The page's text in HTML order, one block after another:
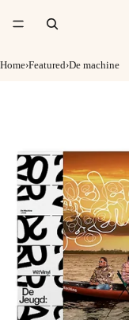
Home›Featured›De machine